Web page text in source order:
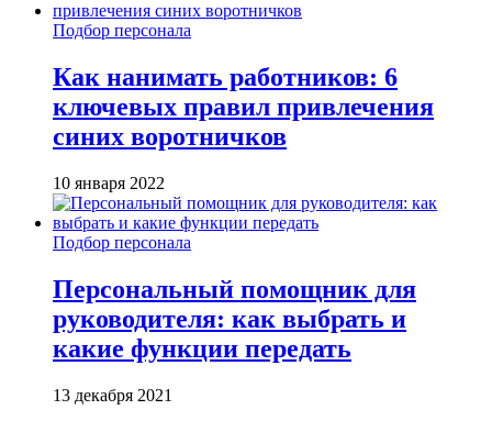
Подбор персонала
Как нанимать работников: 6
ключевых правил привлечения
синих воротничков
10 января 2022
Подбор персонала
Персональный помощник для
руководителя: как выбрать и
какие функции передать
13 декабря 2021